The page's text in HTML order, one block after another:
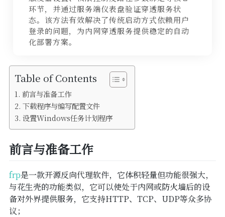
备案
WordPress
环节，并通过服务端仪表盘验证穿透服务状
态。该方法有效解决了传统启动方式依赖用户
登录的问题，为内网穿透服务提供稳定的自动
化部署方案。
Table of Contents
前言与准备工作
下载程序与编写配置文件
设置Windows任务计划程序
前言与准备工作
frp是一款开源反向代理软件，它体积轻量但功能很强大，
与花生壳的功能类似，它可以使处于内网或防火墙后的设
备对外界提供服务，它支持HTTP、TCP、UDP等众多协
议；